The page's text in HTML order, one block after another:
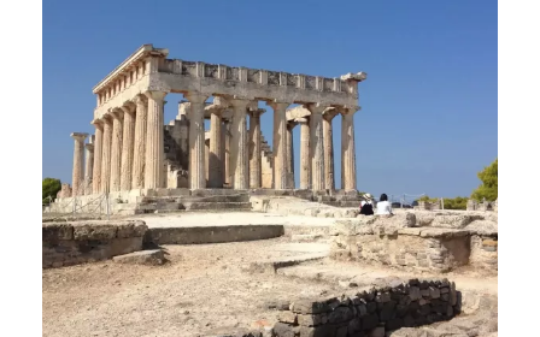
Aeginan saariEgeanmeri, Kreikka
Lisää viitteitä